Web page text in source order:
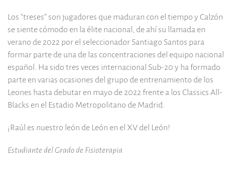
Los “treses” son jugadores que maduran con el tiempo y Calzón
se siente cómodo en la élite nacional, de ahí su llamada en
verano de 2022 por el seleccionador Santiago Santos para
formar parte de una de las concentraciones del equipo nacional
español. Ha sido tres veces internacional Sub-20 y ha formado
parte en varias ocasiones del grupo de entrenamiento de los
Leones hasta debutar en mayo de 2022 frente a los Classics All-
Blacks en el Estadio Metropolitano de Madrid.
¡Raúl es nuestro león de León en el XV del León!
Estudiante del Grado de Fisioterapia